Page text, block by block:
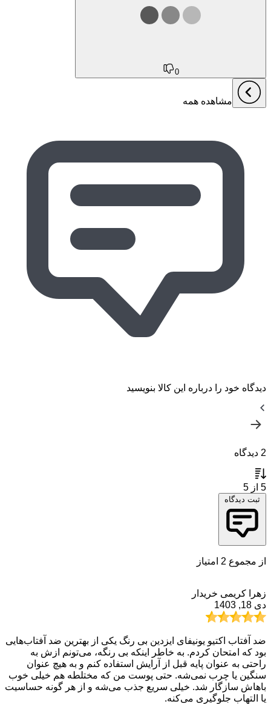
0
مشاهده همه
دیدگاه خود را درباره این کالا بنویسید
2 دیدگاه
5 از 5
ثبت دیدگاه
از مجموع 2 امتیاز
زهرا کریمی خریدار
دی 18, 1403
ضد آفتاب اکتیو یونیفای ایزدین بی رنگ یکی از بهترین ضد آفتاب‌هایی
بود که امتحان کردم. به خاطر اینکه بی رنگه، می‌تونم ازش به
راحتی به عنوان پایه قبل از آرایش استفاده کنم و به هیچ عنوان
سنگین یا چرب نمی‌شه. حتی پوست من که مختلطه هم خیلی خوب
باهاش سازگار شد. خیلی سریع جذب می‌شه و از هر گونه حساسیت
یا التهاب جلوگیری می‌کنه.